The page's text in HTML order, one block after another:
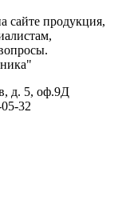
сайте продукция,
д. 5, оф.9Д
32